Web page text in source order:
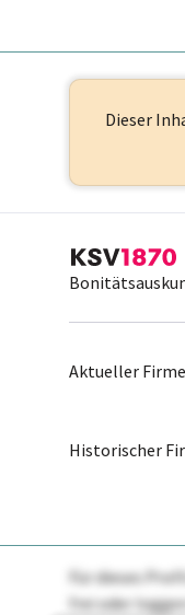
Dieser
Aktueller
Historischer
Für dieses
frei oder